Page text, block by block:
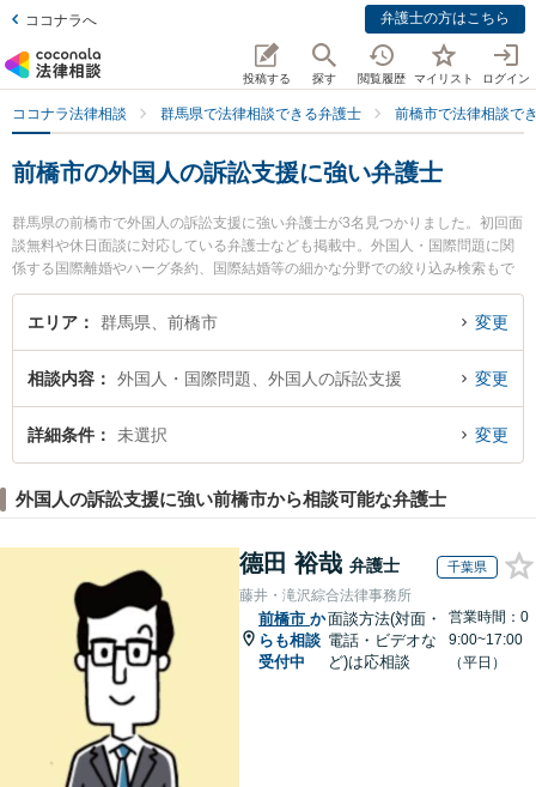
ココナラへ 弁護士の方はこちら
投稿する 探す 閲覧履歴 マイリスト ログイン
ココナラ法律相談 群馬県で法律相談できる弁護士 前橋市で法律相談で
前橋市の外国人の訴訟支援に強い弁護士
群馬県の前橋市で外国人の訴訟支援に強い弁護士が3名見つかりました。初回面
談無料や休日面談に対応している弁護士なども掲載中。外国人・国際問題に関
係する国際離婚やハーグ条約、国際結婚等の細かな分野での絞り込み検索もで
き便利です。特に弁護士法人釘島総合法律事務所の近野 宏幸弁護士や小渕法律
事務所の小渕 喜代治弁護士、角田・片亀法律事務所の片亀 球王弁護士のプロフ
『外国人の訴訟支援のトラブル解決の実績豊富な近くの弁護士を検索したい』
『初回相談無料で外国人の訴訟支援を法律相談できる前橋市内の弁護士に相談
予約したい』などでお困りの相談者さんにおすすめです。
エリア 群馬県、前橋市 変更
相談内容 外国人・国際問題、外国人の訴訟支援 変更
詳細条件 未選択 変更
外国人の訴訟支援に強い前橋市から相談可能な弁護士
德田 裕哉 弁護士 千葉県
藤井・滝沢綜合法律事務所
前橋市 か
らも相談
受付中
面談方法(対面・
電話・ビデオな
ど)は応相談
営業時間：0
9:00~17:00
（平日）